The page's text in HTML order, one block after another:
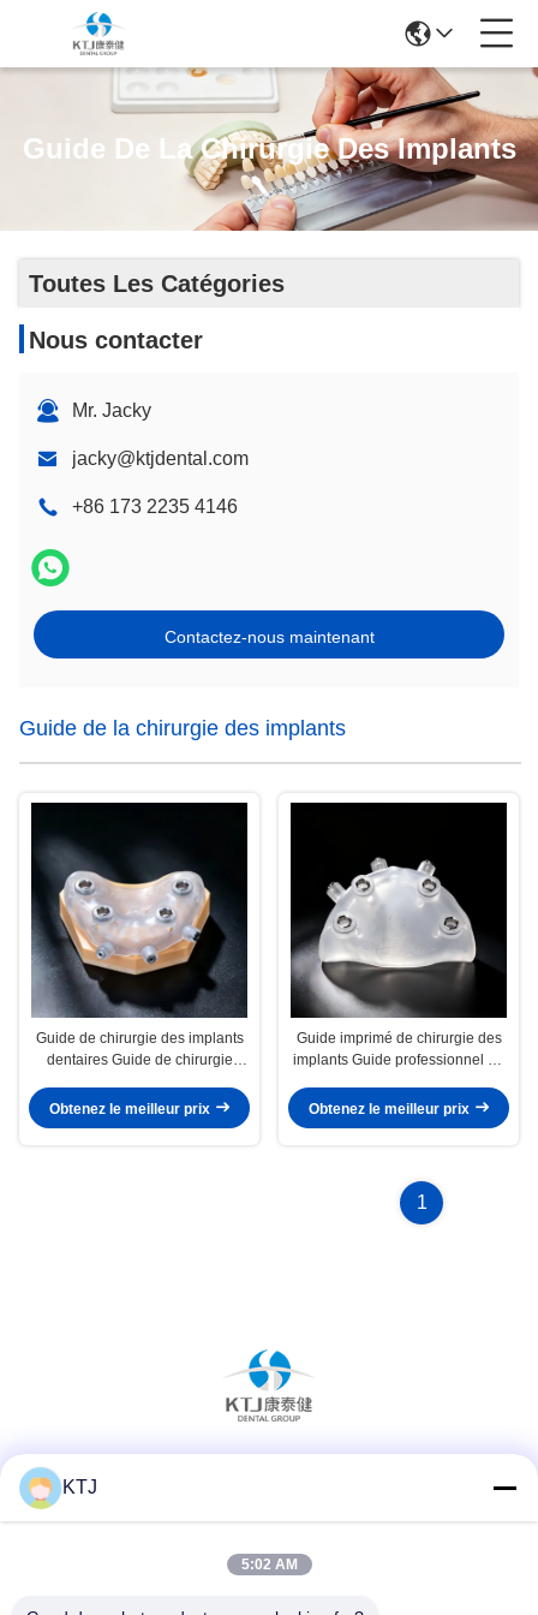
Guide De La Chirurgie Des Implants
Toutes Les Catégories
Nous contacter
Mr. Jacky
jacky@ktjdental.com
+86 173 2235 4146
Contactez-nous maintenant
Guide de la chirurgie des implants
Guide de chirurgie des implants
dentaires Guide de chirurgie
Obtenez le meilleur prix
Guide imprimé de chirurgie des
implants Guide professionnel de
Obtenez le meilleur prix
1
KTJ
5:02 AM